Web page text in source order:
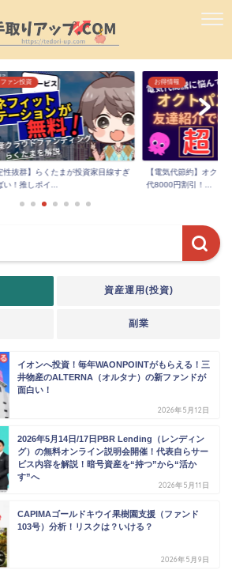
ァン投資
性抜群】らくたまが投資家目線すぎ
い！推しポイ...
お得情報
【電気代節約】オクト
代8000円割引！...
資産運用(投資)
副業
イオンへ投資！毎年WAONPOINTがもらえる！三
井物産のALTERNA（オルタナ）の新ファンドが
面白い！
2026年5月12日
2026年5月14日/17日PBR Lending（レンディン
グ）の無料オンライン説明会開催！代表自らサー
ビス内容を解説！暗号資産を“持つ”から“活か
す”へ
2026年5月11日
CAPIMAゴールドキウイ果樹園支援（ファンド
103号）分析！リスクは？いける？
2026年5月9日